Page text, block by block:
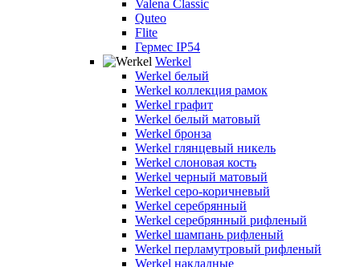
Valena Classic
Quteo
Flite
Гермес IP54
Werkel
Werkel белый
Werkel коллекция рамок
Werkel графит
Werkel белый матовый
Werkel бронза
Werkel глянцевый никель
Werkel слоновая кость
Werkel черный матовый
Werkel серо-коричневый
Werkel серебрянный
Werkel серебрянный рифленый
Werkel шампань рифленый
Werkel перламутровый рифленый
Werkel накладные